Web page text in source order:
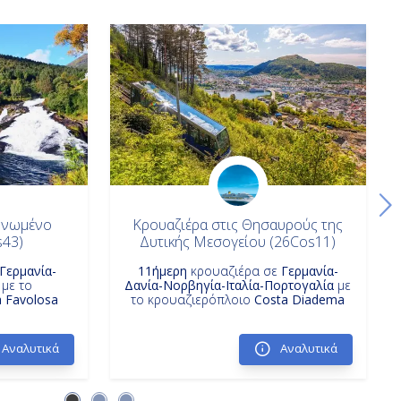
το
Favolosa
Κρουαζιέρα στις Θησαυρούς της
Δυτικής Μεσογείου (26Cos11)
11ήμερη κρουαζιέρα σε Γερμανία-
Δανία-Νορβηγία-Ιταλία-Πορτογαλία με
το κρουαζιερόπλοιοCosta Diadema
Αναλυτικά